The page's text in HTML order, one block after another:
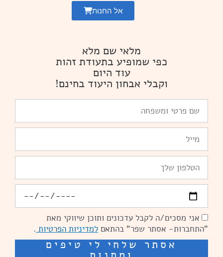
אל החנות
מלאי שם מלא
כפי שמופיע בתעודת זהות
עוד היום
וקבלי אבחון היעוד בחינם!
פרטי
ומשפחה
הסכמהאני מסכים/ה לקבל עדכונים ותוכן שיווקי מאת
"התחברות- אסתר שפר" בהתאם למדיניות הפרטיות .
אסתר שלחי לי טיפים